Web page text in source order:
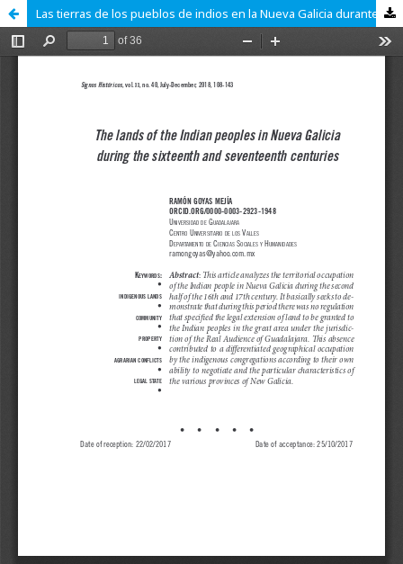
Las tierras de los pueblos de indios en la Nueva Galicia durante los siglos XVI y XVII